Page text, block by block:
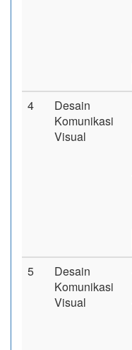
4
Desain
Komunikasi
Visual
5
Desain
Komunikasi
Visual